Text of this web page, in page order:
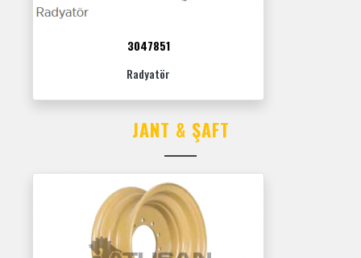
3047851
Radyatör
JANT & ŞAFT